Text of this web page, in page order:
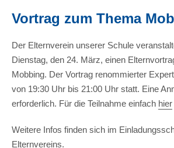
Vortrag zum Thema
Der Elternverein unserer Schule
Dienstag, den 24. März, einen
Mobbing. Der Vortrag renommierter
von 19:30 Uhr bis 21:00 Uhr statt. Eine
erforderlich. Für die Teilnahme einfach hier
Weitere Infos finden sich im
Elternvereins.